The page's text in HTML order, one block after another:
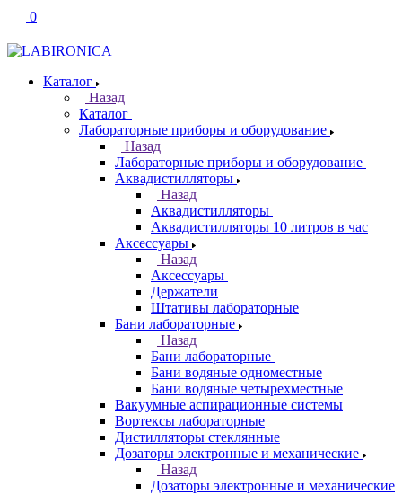
0
Каталог
Назад
Каталог
Лабораторные приборы и оборудование
Назад
Лабораторные приборы и оборудование
Аквадистилляторы
Назад
Аквадистилляторы
Аквадистилляторы 10 литров в час
Аксессуары
Назад
Аксессуары
Держатели
Штативы лабораторные
Бани лабораторные
Назад
Бани лабораторные
Бани водяные одноместные
Бани водяные четырехместные
Вакуумные аспирационные системы
Вортексы лабораторные
Дистилляторы стеклянные
Дозаторы электронные и механические
Назад
Дозаторы электронные и механические